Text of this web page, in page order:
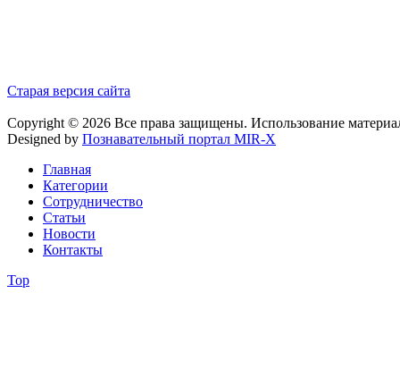
Старая версия сайта
Copyright © 2026 Все права защищены. Использование
Designed by Познавательный портал MIR-X
Главная
Категории
Сотрудничество
Статьи
Новости
Контакты
Top